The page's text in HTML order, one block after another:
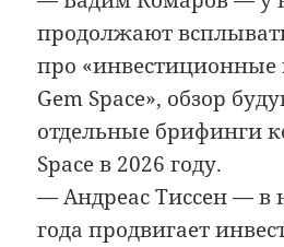
продолжают
про
Gem Space», обзор
отдельные брифинги
Space в 2026 году.
— Андреас Тиссен — в
года продвигает